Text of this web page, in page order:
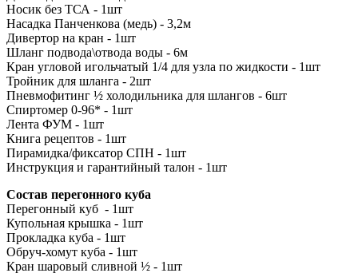
Носик без ТСА - 1шт
Насадка Панченкова (медь) - 3,2м
Дивертор на кран - 1шт
Шланг подвода\отвода воды - 6м
Кран угловой игольчатый 1/4 для узла по жидкости - 1шт
Тройник для шланга - 2шт
Пневмофитинг ½ холодильника для шлангов - 6шт
Спиртомер 0-96* - 1шт
Лента ФУМ - 1шт
Книга рецептов - 1шт
Пирамидка/фиксатор СПН - 1шт
Инструкция и гарантийный талон - 1шт
Состав перегонного куба
Перегонный куб - 1шт
Купольная крышка - 1шт
Прокладка куба - 1шт
Обруч-хомут куба - 1шт
Кран шаровый сливной ½ - 1шт